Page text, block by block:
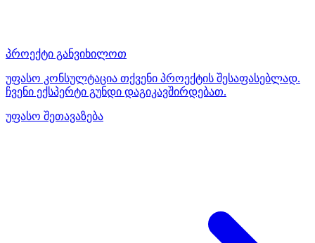
პროექტი განვიხილოთ
უფასო კონსულტაცია თქვენი პროექტის შესაფასებლად.
ჩვენი ექსპერტი გუნდი დაგიკავშირდებათ.
უფასო შეთავაზება